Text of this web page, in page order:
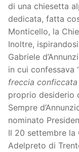
di una chiesetta
dedicata, fatta
Monticello, la
Inoltre,
Gabriele
in cui confessava
freccia
proprio desiderio
Sempre
nominato
Il 20 settembre la
Adelpreto di